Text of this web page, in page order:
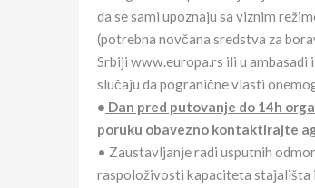
da se sami upoznaju sa viznim
(potrebna novčana sredstva za
Srbiji www.europa.rs ili u
slučaju da pogranične vlasti
• Dan pred putovanje do 14h
poruku obavezno kontaktirajte
• Zaustavljanje radi usputnih
raspoloživosti kapaciteta stajališta i